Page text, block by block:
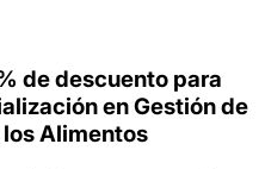
de descuento para
en Gestión de
Alimentos